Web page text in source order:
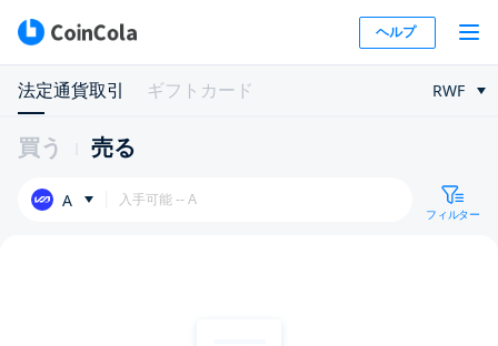
ヘルプ
法定通貨取引 ギフトカード RWF
買う 売る
A
フィルター